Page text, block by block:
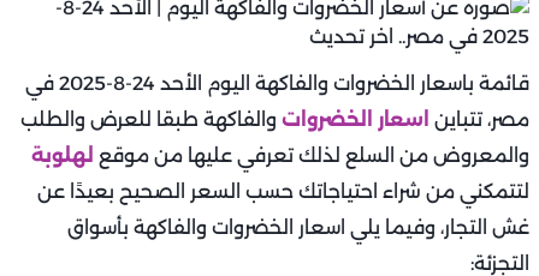
قائمة باسعار الخضروات والفاكهة اليوم الأحد 24-8-2025 في
مصر، تتباين اسعار الخضروات والفاكهة طبقا للعرض والطلب
والمعروض من السلع لذلك تعرفي عليها من موقع لهلوبة
لتتمكني من شراء احتياجاتك حسب السعر الصحيح بعيدًا عن
غش التجار، وفيما يلي اسعار الخضروات والفاكهة بأسواق
التجزئة: